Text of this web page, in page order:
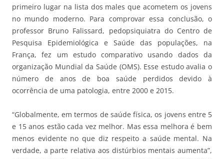
primeiro lugar na lista dos males que acometem os jovens
no mundo moderno. Para comprovar essa conclusão, o
professor Bruno Falissard, pedopsiquiatra do Centro de
Pesquisa Epidemiológica e Saúde das populações, na
França, fez um estudo comparativo usando dados da
organização Mundial da Saúde (OMS). Esse estudo avalia o
número de anos de boa saúde perdidos devido à
ocorrência de uma patologia, entre 2000 e 2015.
“Globalmente, em termos de saúde física, os jovens entre 5
e 15 anos estão cada vez melhor. Mas essa melhora é bem
menos evidente no que diz respeito a saúde mental. Na
verdade, a parte relativa aos distúrbios mentais aumenta”,